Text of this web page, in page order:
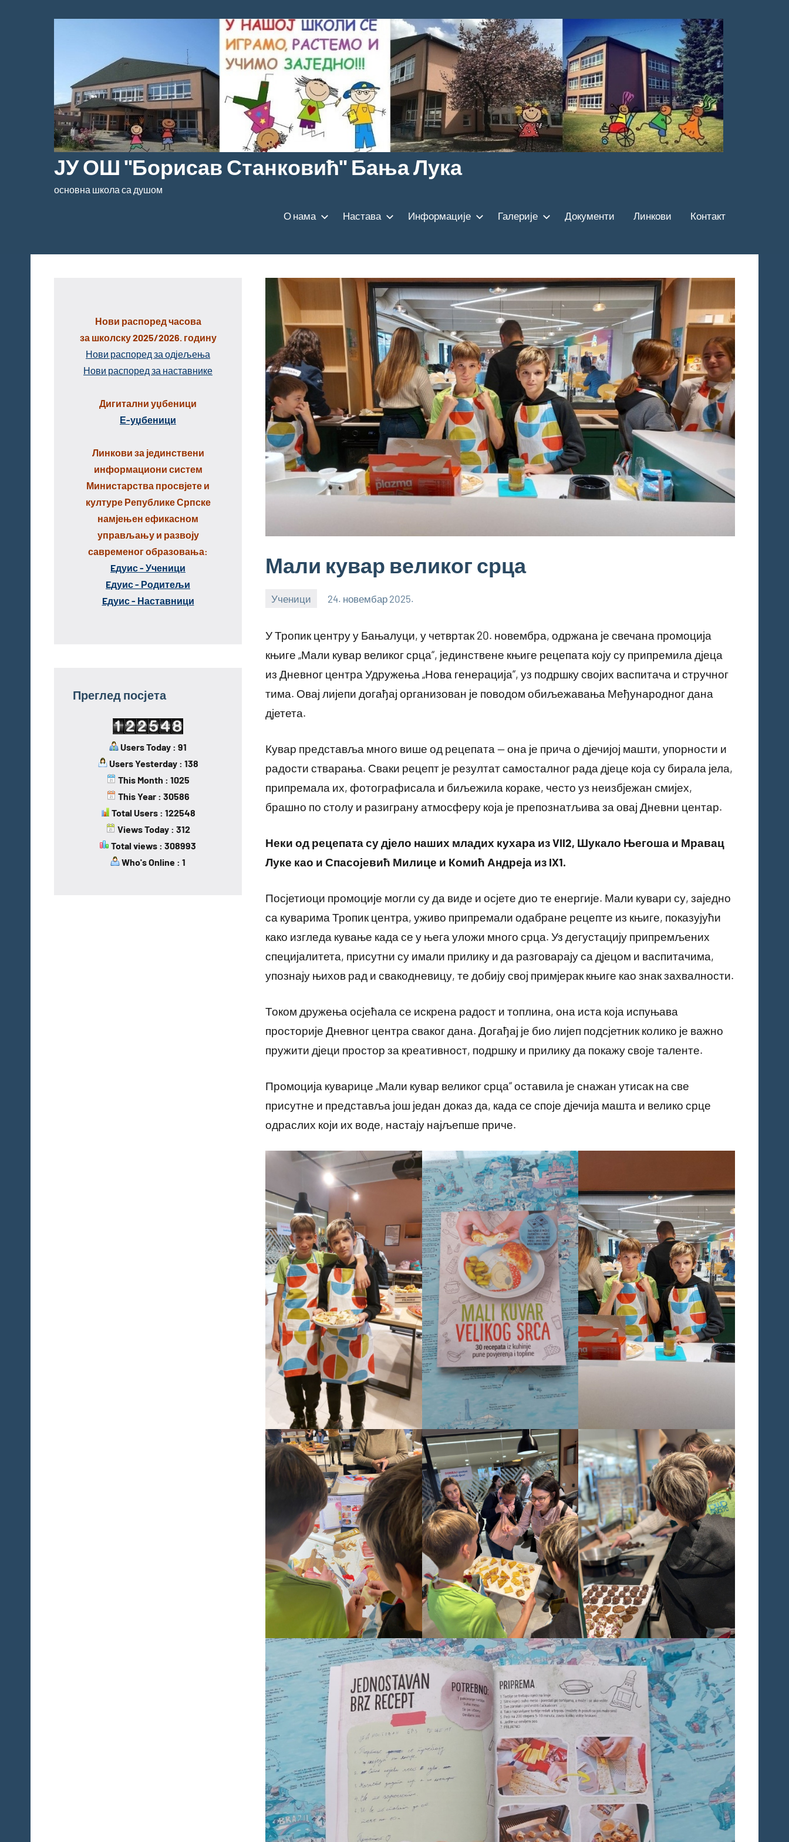
ЈУ ОШ "Борисав Станковић" Бања Лука
основна школа са душом
О нама Настава Информације Галерије Документи Линкови Контакт
Мали кувар великог срца
Ученици 24. новембар 2025.
bstankovic
У Тропик центру у Бањалуци, у четвртак 20. новембра, одржана је свечана промоција
књиге „Мали кувар великог срца“, јединствене књиге рецепата коју су припремила дјеца
из Дневног центра Удружења „Нова генерација“, уз подршку својих васпитача и стручног
тима. Овај лијепи догађај организован је поводом обиљежавања Међународног дана
дјетета.
Кувар представља много више од рецепата — она је прича о дјечијој машти, упорности и
радости стварања. Сваки рецепт је резултат самосталног рада дјеце која су бирала јела,
припремала их, фотографисала и биљежила кораке, често уз неизбјежан смијех,
брашно по столу и разиграну атмосферу која је препознатљива за овај Дневни центар.
Неки од рецепата су дјело наших младих кухара из VII2, Шукало Његоша и Мравац
Луке као и Спасојевић Милице и Комић Андреја из IX1.
Посјетиоци промоције могли су да виде и осјете дио те енергије. Мали кувари су, заједно
са куварима Тропик центра, уживо припремали одабране рецепте из књиге, показујући
како изгледа кување када се у њега уложи много срца. Уз дегустацију припремљених
специјалитета, присутни су имали прилику и да разговарају са дјецом и васпитачима,
упознају њихов рад и свакодневицу, те добију свој примјерак књиге као знак захвалности.
Током дружења осјећала се искрена радост и топлина, она иста која испуњава
просторије Дневног центра сваког дана. Догађај је био лијеп подсјетник колико је важно
пружити дјеци простор за креативност, подршку и прилику да покажу своје таленте.
Промоција куварице „Мали кувар великог срца“ оставила је снажан утисак на све
присутне и представља још један доказ да, када се споје дјечија машта и велико срце
одраслих који их воде, настају најљепше приче.
Нови распоред часова
за школску 2025/2026. годину
Нови распоред за одјељења
Нови распоред за наставнике
Дигитални уџбеници
Е-уџбеници
Линкови за јединствени
информациони систем
Министарства просвјете и
културе Републике Српске
намјењен ефикасном
управљању и развоју
савременог образовања:
Eдуис - Ученици
Eдуис - Родитељи
Eдуис - Наставници
Преглед посјета
Users Today : 91
Users Yesterday : 138
This Month : 1025
This Year : 30586
Total Users : 122548
Views Today : 312
Total views : 308993
Who's Online : 1